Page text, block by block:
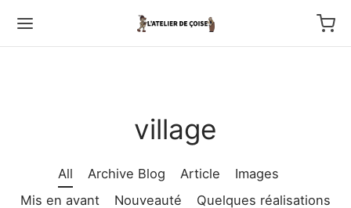
village
All Archive Blog Article
Images
Mis en avant
Nouveauté Quelques réalisations